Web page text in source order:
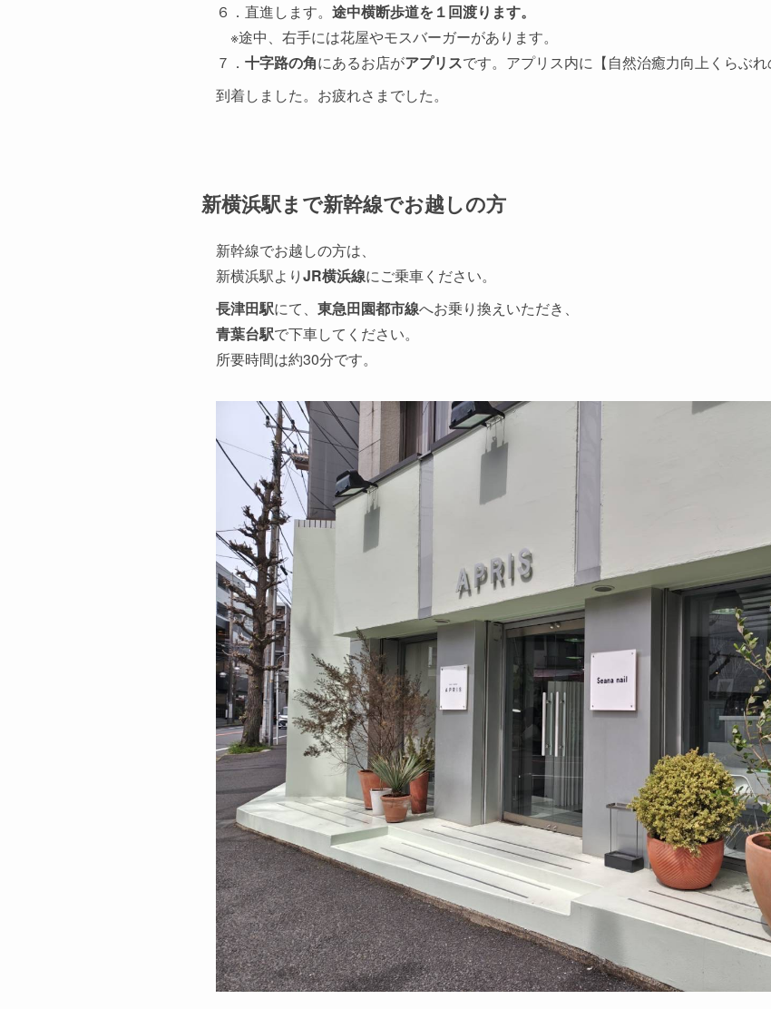
６．直進します。 途中横断歩道を１回渡ります。
※途中、右手には花屋やモスバーガーがあります。
７． 十字路の角にあるお店がアプリスです。アプリス内に【自然治癒力向上くらぶれ
到着しました。お疲れさまでした。
新横浜駅まで新幹線でお越しの方
新幹線でお越しの方は、
新横浜駅よりJR横浜線にご乗車ください。
長津田駅にて、 東急田園都市線へお乗り換えいただき、
青葉台駅で下車してください。
所要時間は約30分です。